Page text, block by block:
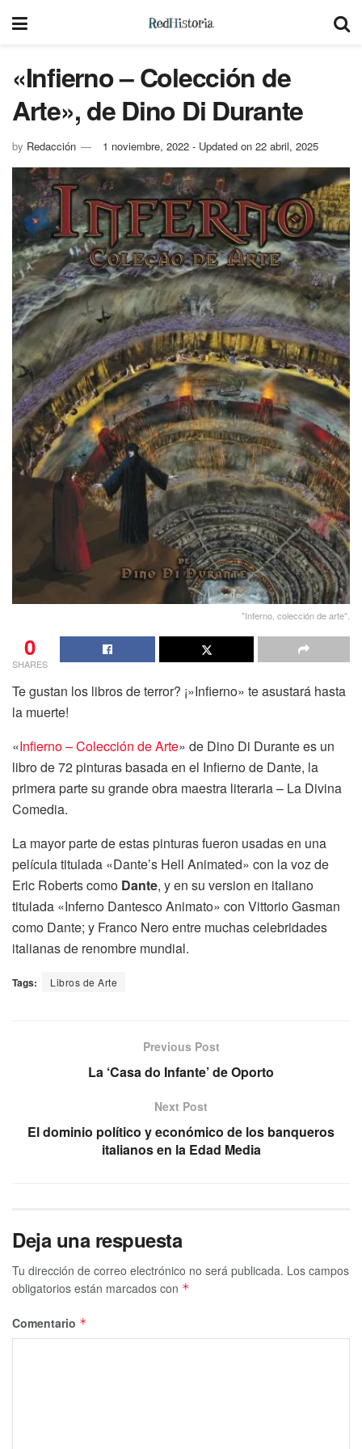
«Infierno – Colección de
Arte», de Dino Di Durante
by Redacción 1 noviembre, 2022 - Updated on 22 abril, 2025
"Inferno, colección de arte".
0
SHARES
Te gustan los libros de terror? ¡»Infierno» te asustará hasta
la muerte!
«Infierno – Colección de Arte» de Dino Di Durante es un
libro de 72 pinturas basada en el Infierno de Dante, la
primera parte su grande obra maestra literaria – La Divina
Comedia.
La mayor parte de estas pinturas fueron usadas en una
película titulada «Dante’s Hell Animated» con la voz de
Eric Roberts como Dante, y en su version en italiano
titulada «Inferno Dantesco Animato» con Vittorio Gasman
como Dante; y Franco Nero entre muchas celebridades
italianas de renombre mundial.
Tags: Libros de Arte
Previous Post
La ‘Casa do Infante’ de Oporto
Next Post
El dominio político y económico de los banqueros
italianos en la Edad Media
Deja una respuesta
Tu dirección de correo electrónico no será publicada. Los campos
obligatorios están marcados con *
Comentario *